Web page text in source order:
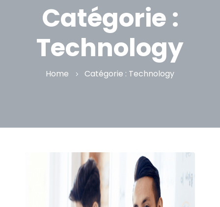
Catégorie :
Technology
Home Catégorie : Technology